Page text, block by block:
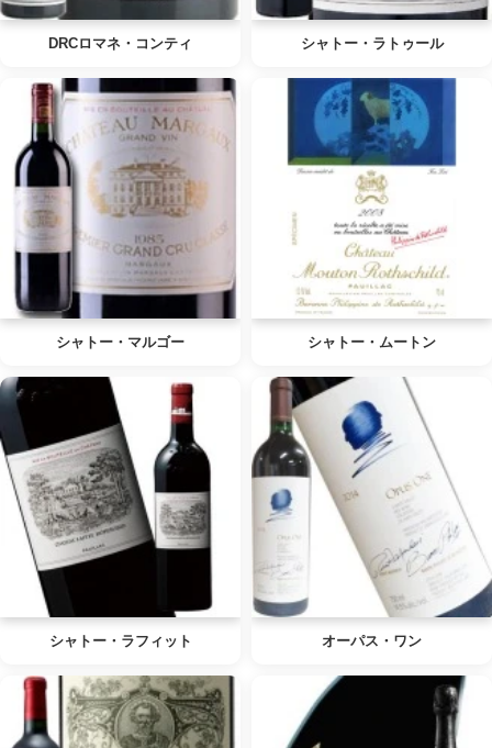
DRCロマネ・コンティ シャトー・ラトゥール
シャトー・マルゴー シャトー・ムートン
シャトー・ラフィット オーパス・ワン